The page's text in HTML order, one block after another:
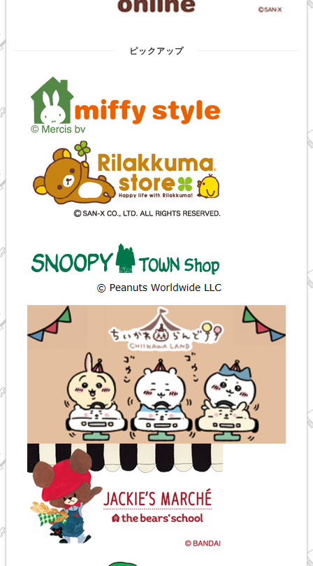
ピックアップ